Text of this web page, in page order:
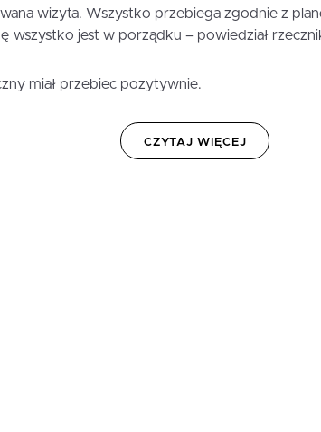
wizyta. Wszystko przebiega zgodnie z
wszystko jest w porządku – powiedział
miał przebiec pozytywnie.
CZYTAJ WIĘCEJ